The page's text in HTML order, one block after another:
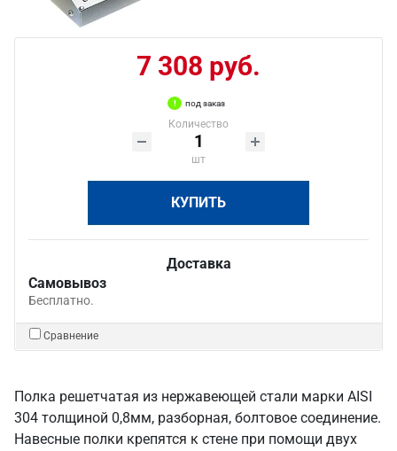
7 308 руб.
под заказ
Количество
шт
КУПИТЬ
Доставка
Самовывоз
Бесплатно.
Сравнение
Полка решетчатая из нержавеющей стали марки AISI
304 толщиной 0,8мм, разборная, болтовое соединение.
Навесные полки крепятся к стене при помощи двух